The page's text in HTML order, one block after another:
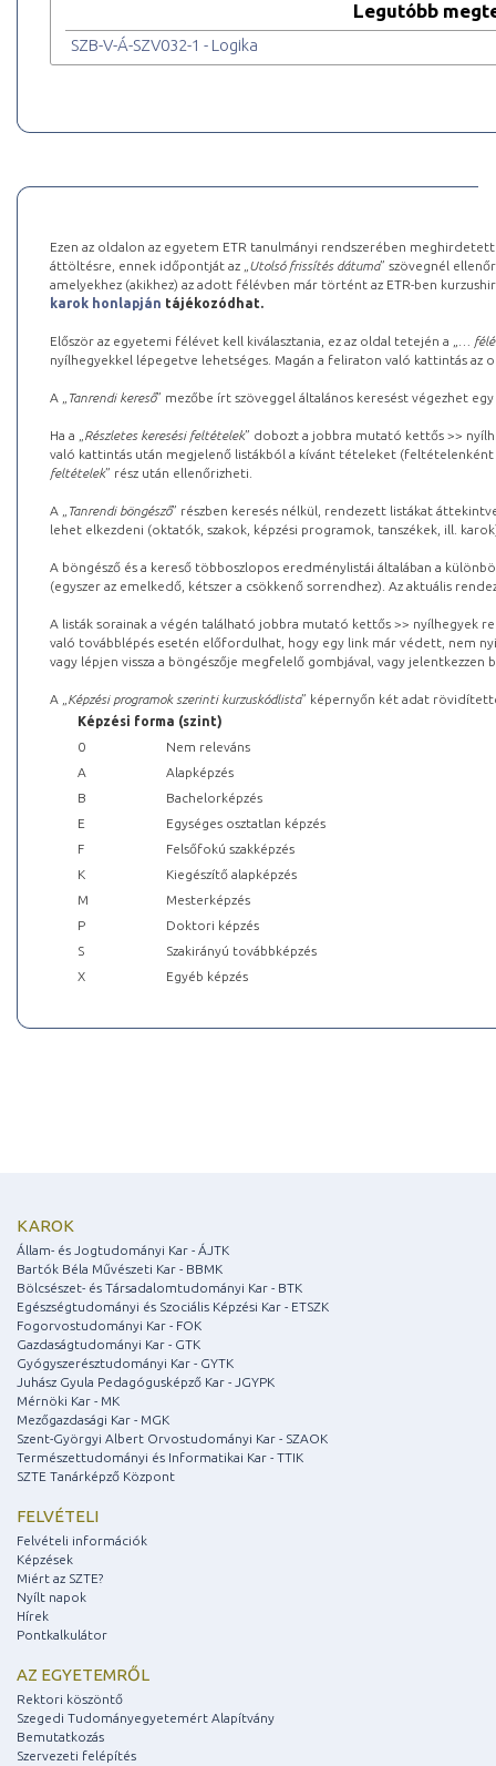
Legutóbb
SZB-V-Á-SZV032-1 - Logika
Ezen az oldalon az egyetem ETR tanulmányi rendszerében
áttöltésre, ennek időpontját az „ Utolsó frissítés dátuma” szövegnél
amelyekhez (akikhez) az adott félévben már történt az ETR-ben
karok honlapján tájékozódhat.
Először az egyetemi félévet kell kiválasztania, ez az oldal tetején a „
…
nyílhegyekkel lépegetve lehetséges. Magán a feliraton való kattintás az
A „ Tanrendi kereső” mezőbe írt szöveggel általános keresést végezhet
Ha a „ Részletes keresési feltételek” dobozt a jobbra mutató kettős >>
való kattintás után megjelenő listákból a kívánt tételeket (feltételenként
feltételek” rész után ellenőrizheti.
A „ Tanrendi böngésző” részben keresés nélkül, rendezett listákat
lehet elkezdeni (oktatók, szakok, képzési programok, tanszékek, ill.
A böngésző és a kereső többoszlopos eredménylistái általában a
(egyszer az emelkedő, kétszer a csökkenő sorrendhez). Az aktuális
A listák sorainak a végén található jobbra mutató kettős >> nyílhegyek
való továbblépés esetén előfordulhat, hogy egy link már védett, nem
vagy lépjen vissza a böngészője megfelelő gombjával, vagy
A „ Képzési programok szerinti kurzuskódlista” képernyőn két adat
Képzési forma (szint)
0
Nem releváns
A
Alapképzés
B
Bachelorképzés
E
Egységes osztatlan képzés
F
Felsőfokú szakképzés
K
Kiegészítő alapképzés
M
Mesterképzés
P
Doktori képzés
S
Szakirányú továbbképzés
X
Egyéb képzés
KAROK
Állam- és Jogtudományi Kar - ÁJTK
Bartók Béla Művészeti Kar - BBMK
Bölcsészet- és Társadalomtudományi Kar - BTK
Egészségtudományi és Szociális Képzési Kar - ETSZK
Fogorvostudományi Kar - FOK
Gazdaságtudományi Kar - GTK
Gyógyszerésztudományi Kar - GYTK
Juhász Gyula Pedagógusképző Kar - JGYPK
Mérnöki Kar - MK
Mezőgazdasági Kar - MGK
Szent-Györgyi Albert Orvostudományi Kar - SZAOK
Természettudományi és Informatikai Kar - TTIK
SZTE Tanárképző Központ
FELVÉTELI
Felvételi információk
Képzések
Miért az SZTE?
Nyílt napok
Hírek
Pontkalkulátor
AZ EGYETEMRŐL
Rektori köszöntő
Szegedi Tudományegyetemért Alapítvány
Bemutatkozás
Szervezeti felépítés